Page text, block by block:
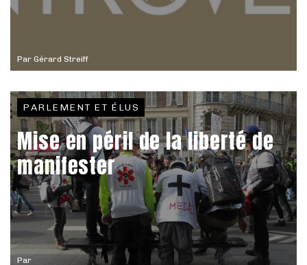
Par Gérard Streiff
Par
PARLEMENT ET ÉLUS
Mise en péril de la liberté de
manifester